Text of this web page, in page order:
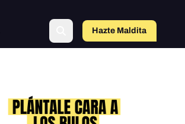
Hazte Maldit o
a